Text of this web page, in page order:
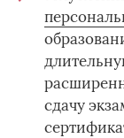
сдачу